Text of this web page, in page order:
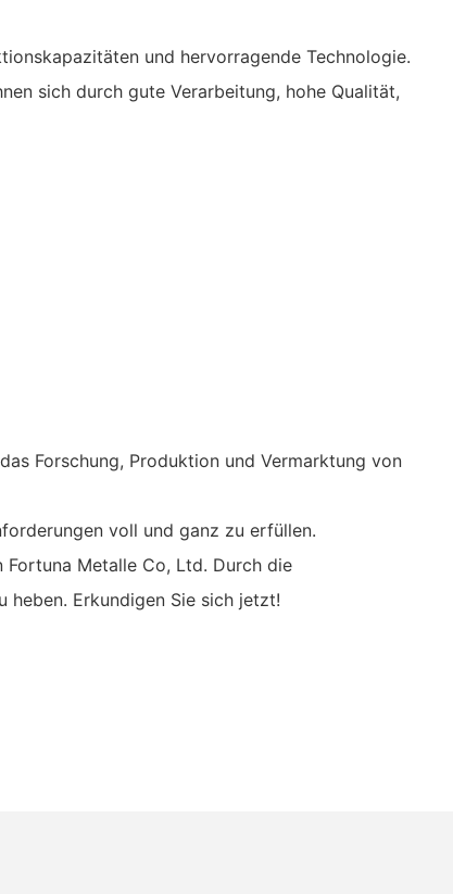
und hervorragende Technologie.
sich durch gute Verarbeitung, hohe Qualität,
Forschung, Produktion und Vermarktung von
voll und ganz zu erfüllen.
Metalle Co, Ltd. Durch die
heben. Erkundigen Sie sich jetzt!